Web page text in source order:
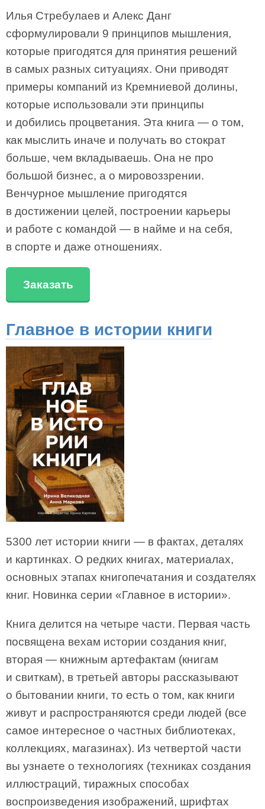
Илья Стребулаев и Алекс Данг
сформулировали 9 принципов мышления,
которые пригодятся для принятия решений
в самых разных ситуациях. Они приводят
примеры компаний из Кремниевой долины,
которые использовали эти принципы
и добились процветания. Эта книга — о том,
как мыслить иначе и получать во стократ
больше, чем вкладываешь. Она не про
большой бизнес, а о мировоззрении.
Венчурное мышление пригодятся
в достижении целей, построении карьеры
и работе с командой — в найме и на себя,
в спорте и даже отношениях.
Заказать
Главное в истории книги
5300 лет истории книги — в фактах, деталях
и картинках. О редких книгах, материалах,
основных этапах книгопечатания и создателях
книг. Новинка серии «Главное в истории».
Книга делится на четыре части. Первая часть
посвящена вехам истории создания книг,
вторая — книжным артефактам (книгам
и свиткам), в третьей авторы рассказывают
о бытовании книги, то есть о том, как книги
живут и распространяются среди людей (все
самое интересное о частных библиотеках,
коллекциях, магазинах). Из четвертой части
вы узнаете о технологиях (техниках создания
иллюстраций, тиражных способах
воспроизведения изображений, шрифтах